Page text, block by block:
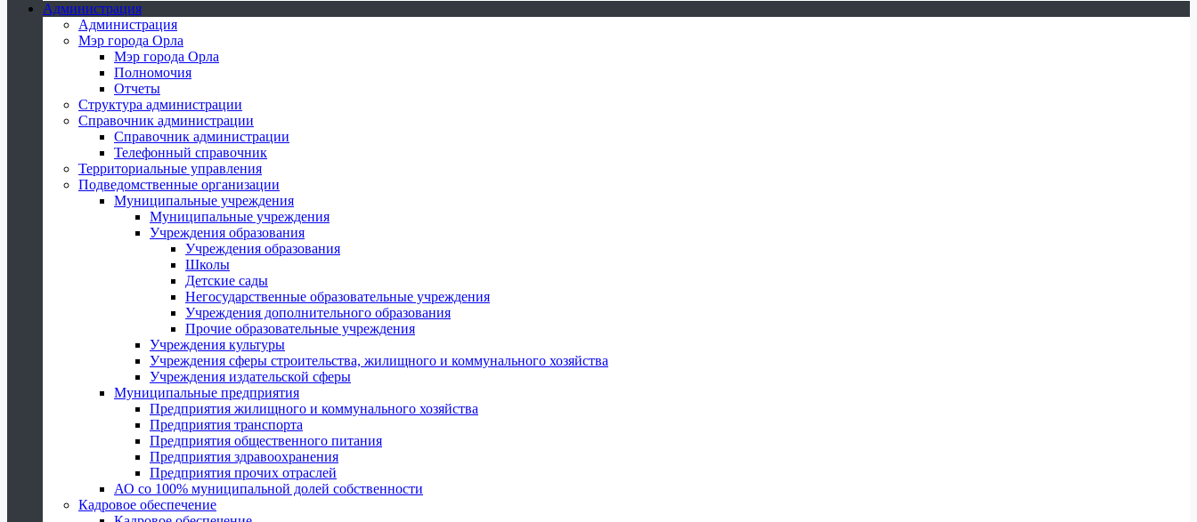
Администрация
Администрация
Мэр города Орла
Мэр города Орла
Полномочия
Отчеты
Структура администрации
Справочник администрации
Справочник администрации
Телефонный справочник
Территориальные управления
Подведомственные организации
Муниципальные учреждения
Муниципальные учреждения
Учреждения образования
Учреждения образования
Школы
Детские сады
Негосударственные образовательные учреждения
Учреждения дополнительного образования
Прочие образовательные учреждения
Учреждения культуры
Учреждения сферы строительства, жилищного и коммунального хозяйства
Учреждения издательской сферы
Муниципальные предприятия
Предприятия жилищного и коммунального хозяйства
Предприятия транспорта
Предприятия общественного питания
Предприятия здравоохранения
Предприятия прочих отраслей
АО со 100% муниципальной долей собственности
Кадровое обеспечение